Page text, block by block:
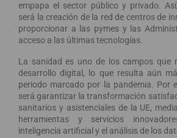
empapa el sector público y privado.
será la creación de la red de centros de
proporcionar a las pymes y las
acceso a las últimas tecnologías.
La sanidad es uno de los campos que
desarrollo digital, lo que resulta aún
periodo marcado por la pandemia. Por
será garantizar la transformación
sanitarios y asistenciales de la UE,
herramientas y servicios
inteligencia artificial y el análisis de los